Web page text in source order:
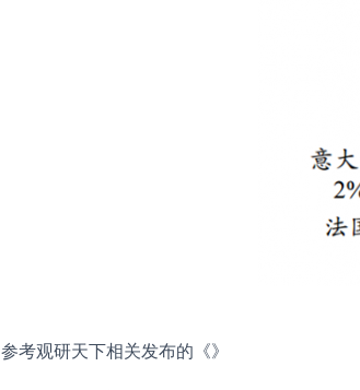
参考观研天下相关发布的《》